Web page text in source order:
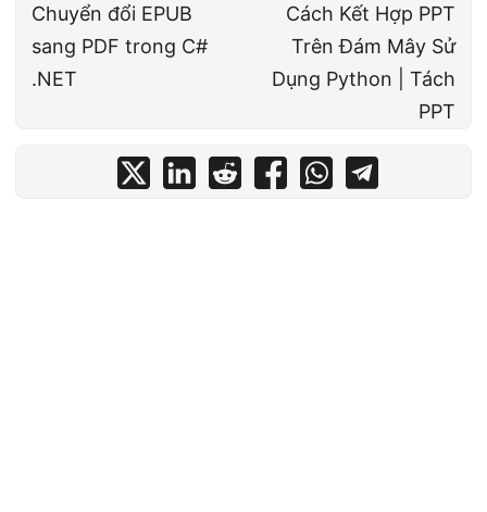
Chuyển đổi EPUB
sang PDF trong C#
.NET
Cách Kết Hợp PPT
Trên Đám Mây Sử
Dụng Python | Tách
PPT